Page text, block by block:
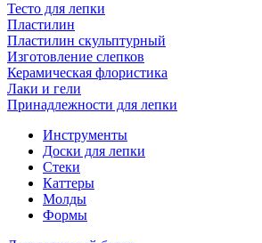
Тесто для лепки
Пластилин
Пластилин скульптурный
Изготовление слепков
Керамическая флористика
Лаки и гели
Принадлежности для лепки
Инструменты
Доски для лепки
Стеки
Каттеры
Молды
Формы